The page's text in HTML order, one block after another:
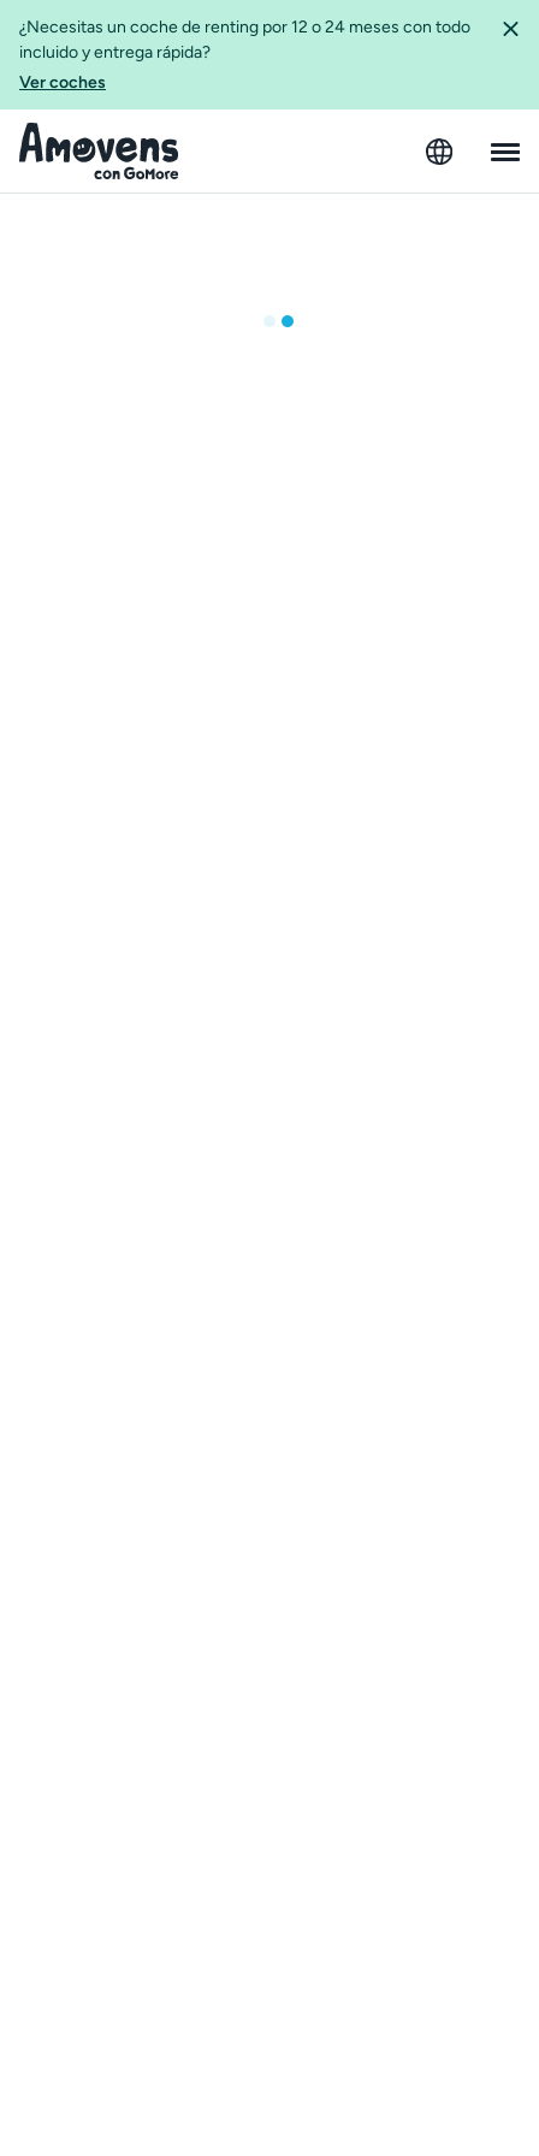
¿Necesitas un coche de renting por 12 o 24 meses con todo
incluido y entrega rápida?
Ver coches